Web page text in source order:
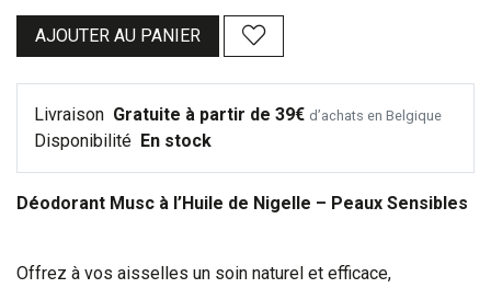
AJOUTER AU PANIER
Livraison Gratuite à partir de 39€ d’achats en Belgique
Disponibilité En stock
Déodorant Musc à l’Huile de Nigelle – Peaux Sensibles
Offrez à vos aisselles un soin naturel et efficace,